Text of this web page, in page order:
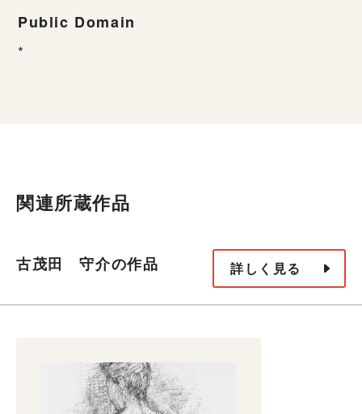
Public Domain
*
関連所蔵作品
古茂田 守介の作品 詳しく見る